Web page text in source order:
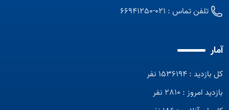
تلفن تماس : 021-66941250
آمار
کل بازدید : 1536194 نفر
بازدید امروز : 2810 نفر